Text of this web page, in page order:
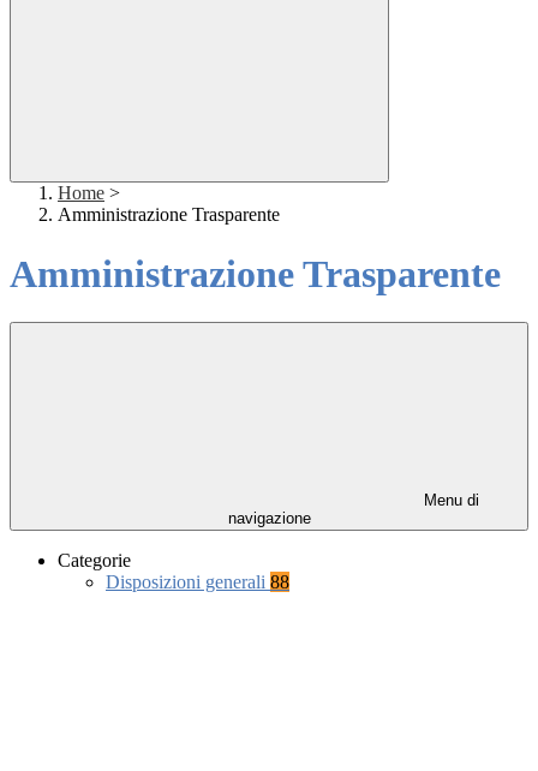
Home >
Amministrazione Trasparente
Amministrazione Trasparente
Menu di
navigazione
Categorie
Disposizioni generali 88